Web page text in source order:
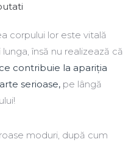
corpului lor este vitală
însă nu realizează că
contribuie la apariția
serioase, pe lângă
moduri, după cum